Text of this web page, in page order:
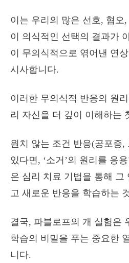
이는 우리의 많은 선호, 혐오
이 의식적인 선택의 결과가
이 무의식적으로 엮어낸 연
시사합니다.
이러한 무의식적 반응의 원
리 자신을 더 깊이 이해하는
원치 않는 조건 반응(공포증,
있다면, ‘소거’의 원리를 응
은 심리 치료 기법을 통해 그
고 새로운 반응을 학습하는
결국, 파블로프의 개 실험은
학습의 비밀을 푸는 중요한
니다.